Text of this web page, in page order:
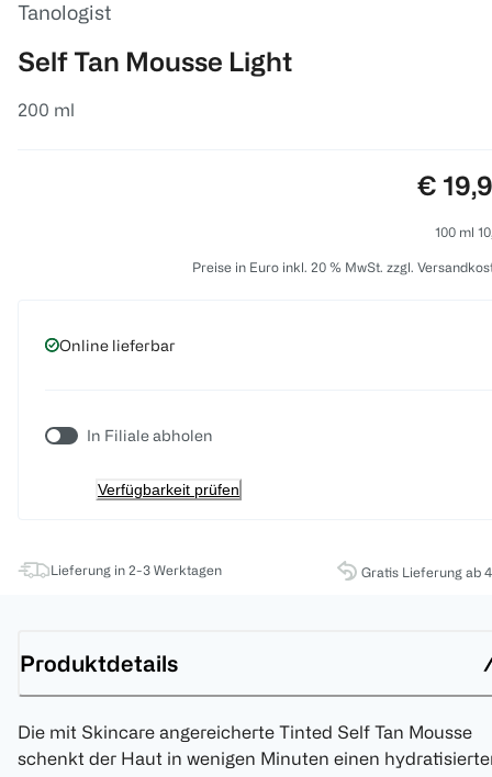
Tanologist
Self Tan Mousse Light
200 ml
Preis:
€
100 ml
Preise in Euro inkl. 20 % MwSt. zzgl.
Online lieferbar
In Filiale abholen
Verfügbarkeit prüfen
Lieferung in 2-3 Werktagen Gratis Lieferung ab
Produktdetails
Die mit Skincare angereicherte Tinted Self Tan Mousse
schenkt der Haut in wenigen Minuten einen